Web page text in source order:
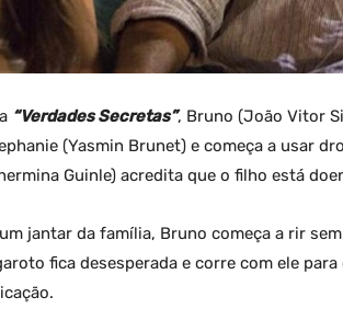
“Verdades Secretas”, Bruno (João Vitor
(Yasmin Brunet) e começa a usar
Guinle) acredita que o filho está
jantar da família, Bruno começa a rir
fica desesperada e corre com ele